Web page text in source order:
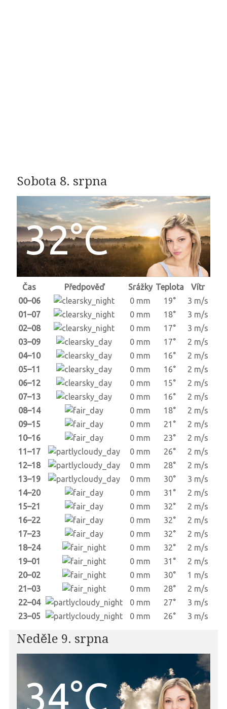
Sobota 8. srpna
32°C
Čas Předpověď Srážky Teplota
Vítr
00–06
0 mm 19°
3 m/s
01–07
0 mm 18°
3 m/s
02–08
0 mm 17°
3 m/s
03–09
0 mm 17°
2 m/s
04–10
0 mm 16°
2 m/s
05–11
0 mm 16°
2 m/s
06–12
0 mm 15°
2 m/s
07–13
0 mm 16°
2 m/s
08–14
0 mm 18°
2 m/s
09–15
0 mm 21°
2 m/s
10–16
0 mm 23°
2 m/s
11–17
0 mm 26°
2 m/s
12–18
0 mm 28°
2 m/s
13–19
0 mm 30°
3 m/s
14–20
0 mm 31°
2 m/s
15–21
0 mm 32°
2 m/s
16–22
0 mm 32°
2 m/s
17–23
0 mm 32°
2 m/s
18–24
0 mm 32°
2 m/s
19–01
0 mm 31°
2 m/s
20–02
0 mm 30°
1 m/s
21–03
0 mm 28°
2 m/s
22–04
0 mm 27°
3 m/s
23–05
0 mm 26° 3 m/s
Neděle 9. srpna
34°C